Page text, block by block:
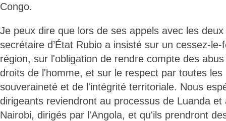
Congo.
Je peux dire que lors de ses appels avec les
secrétaire d’État Rubio a insisté sur un cessez-
région, sur l'obligation de rendre compte des
droits de l'homme, et sur le respect par toutes les
souveraineté et de l'intégrité territoriale. Nous
dirigeants reviendront au processus de Luanda et
Nairobi, dirigés par l'Angola, et qu'ils prendront